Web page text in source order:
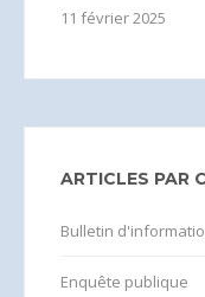
11 février 2025
ARTICLES PAR
Bulletin
Enquête publique